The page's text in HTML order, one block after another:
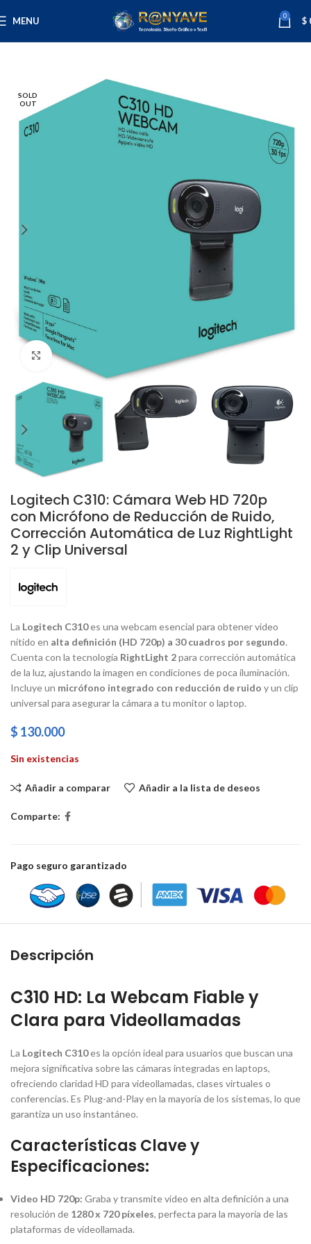
MENU 0 $
SOLD
OUT
Click to enlarge
Logitech C310: Cámara Web HD 720p
con Micrófono de Reducción de Ruido,
Corrección Automática de Luz RightLight
2 y Clip Universal
La Logitech C310es una webcam esencial para obtener video
nítido en alta definición (HD 720p) a 30 cuadros por segundo.
Cuenta con la tecnología RightLight 2para corrección automática
de la luz, ajustando la imagen en condiciones de poca iluminación.
Incluye un micrófono integrado con reducción de ruido y un clip
universal para asegurar la cámara a tu monitor o laptop.
$ 130.000
Sin existencias
Añadir a comparar Añadir a la lista de deseos
Comparte:
Pago seguro garantizado
Descripción
C310 HD: La Webcam Fiable y
Clara para Videollamadas
La Logitech C310es la opción ideal para usuarios que buscan una
mejora significativa sobre las cámaras integradas en laptops,
ofreciendo claridad HD para videollamadas, clases virtuales o
conferencias. Es Plug-and-Play en la mayoría de los sistemas, lo que
garantiza un uso instantáneo.
Características Clave y
Especificaciones:
Video HD 720p: Graba y transmite video en alta definición a una
resolución de 1280 x 720 píxeles, perfecta para la mayoría de las
plataformas de videollamada.